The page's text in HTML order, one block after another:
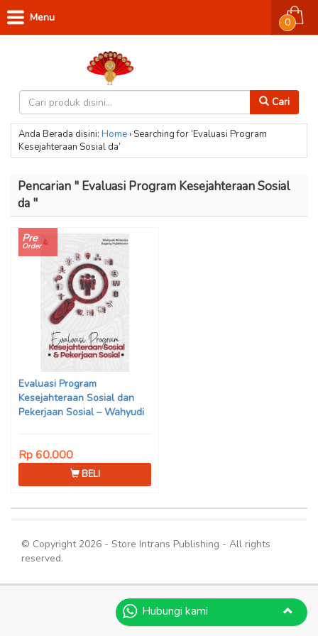
Cari
0
Menu
Anda Berada disini: Home› Searching for ‘Evaluasi Program
Kesejahteraan Sosial da’
Pencarian " Evaluasi Program Kesejahteraan Sosial
da "
Pre
Order
Evaluasi Program
Kesejahteraan Sosial dan
Pekerjaan Sosial – Wahyudi
Rp 60.000
BELI
© Copyright 2026 - Store Intrans Publishing - All rights
reserved.
Hubungi kami